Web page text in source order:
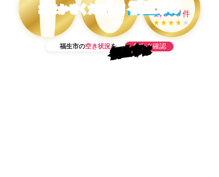
在
50 1,500件
★★★★ ★
福生市の空き状況を 今すぐ確認
おまかせください！福生市 の
福生市は
当日予約